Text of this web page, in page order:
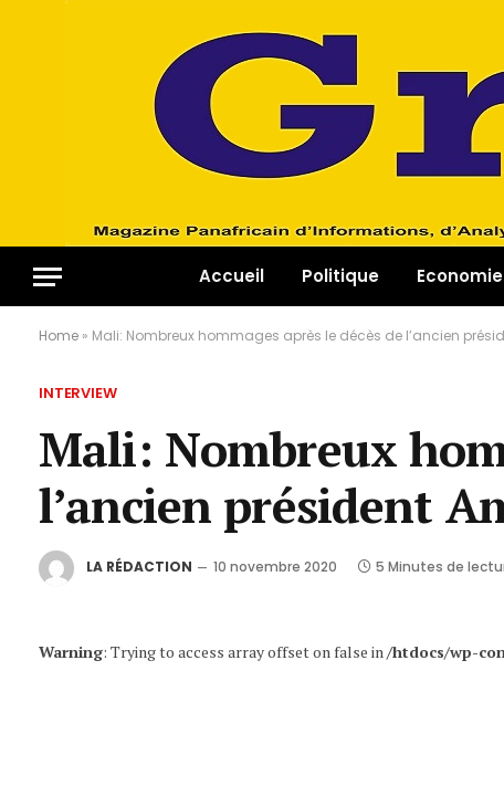
Accueil Politique Economie
Home » Mali: Nombreux hommages après le décès de l’ancien
INTERVIEW
Mali: Nombreux
l’ancien président
LA RÉDACTION 10 novembre 2020 5 Minutes de
Warning: Trying to access array offset on false in/htdocs/wp-